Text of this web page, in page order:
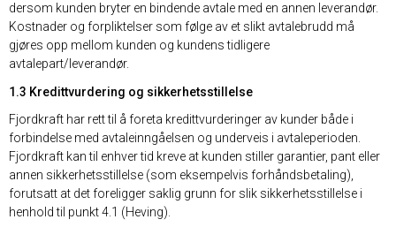
dersom kunden bryter en bindende avtale med en annen leverandør.
Kostnader og forpliktelser som følge av et slikt avtalebrudd må
gjøres opp mellom kunden og kundens tidligere
avtalepart/leverandør.
1.3 Kredittvurdering og sikkerhetsstillelse
Fjordkraft har rett til å foreta kredittvurderinger av kunder både i
forbindelse med avtaleinngåelsen og underveis i avtaleperioden.
Fjordkraft kan til enhver tid kreve at kunden stiller garantier, pant eller
annen sikkerhetsstillelse (som eksempelvis forhåndsbetaling),
forutsatt at det foreligger saklig grunn for slik sikkerhetsstillelse i
henhold til punkt 4.1 (Heving).